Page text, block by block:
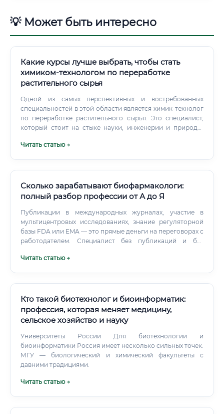
💡 Может быть интересно
Какие курсы лучше выбрать, чтобы стать
химиком-технологом по переработке
растительного сырья
Одной из самых перспективных и востребованных
специальностей в этой области является химик-технолог
по переработке растительного сырья. Это специалист,
который стоит на стыке науки, инженерии и природы,
продукты для человека.
Читать статью →
Сколько зарабатывают биофармакологи:
полный разбор профессии от А до Я
Публикации в международных журналах, участие в
мультицентровых исследованиях, знание регуляторной
базы FDA или EMA — это прямые деньги на переговорах с
работодателем. Специалист без публикаций и без
Читать статью →
Кто такой биотехнолог и биоинформатик:
профессия, которая меняет медицину,
сельское хозяйство и науку
Университеты России Для биотехнологии и
биоинформатики Россия имеет несколько сильных точек.
МГУ — биологический и химический факультеты с
давними традициями.
Читать статью →